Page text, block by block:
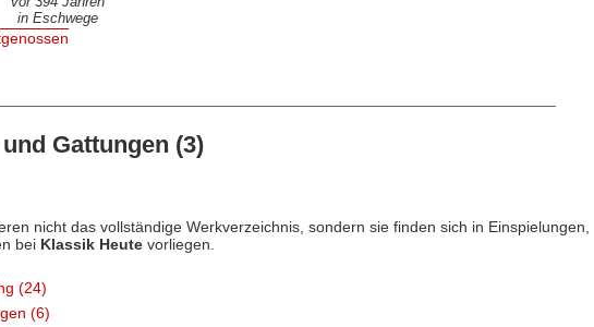
in Eschwege
Gattungen (3)
nicht das vollständige Werkverzeichnis, sondern sie finden sich in Einspielungen,
bei Klassik Heutevorliegen.
(24)
(6)